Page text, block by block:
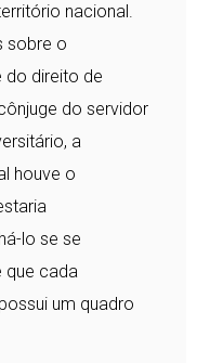
nacional.
sobre o
do direito de
do servidor
a
houve o
lo se se
que cada
um quadro